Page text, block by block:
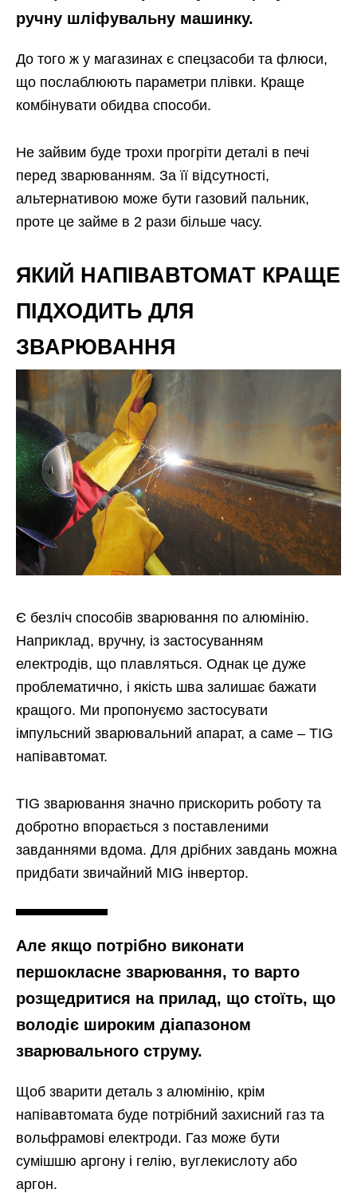
ручну шліфувальну машинку.
До того ж у магазинах є спецзасоби та флюси,
що послаблюють параметри плівки. Краще
комбінувати обидва способи.
Не зайвим буде трохи прогріти деталі в печі
перед зварюванням. За її відсутності,
альтернативою може бути газовий пальник,
проте це займе в 2 рази більше часу.
ЯКИЙ НАПІВАВТОМАТ КРАЩЕ
ПІДХОДИТЬ ДЛЯ
ЗВАРЮВАННЯ
Є безліч способів зварювання по алюмінію.
Наприклад, вручну, із застосуванням
електродів, що плавляться. Однак це дуже
проблематично, і якість шва залишає бажати
кращого. Ми пропонуємо застосувати
імпульсний зварювальний апарат, а саме – TIG
напівавтомат.
TIG зварювання значно прискорить роботу та
добротно впорається з поставленими
завданнями вдома. Для дрібних завдань можна
придбати звичайний MIG інвертор.
Але якщо потрібно виконати
першокласне зварювання, то варто
розщедритися на прилад, що стоїть, що
володіє широким діапазоном
зварювального струму.
Щоб зварити деталь з алюмінію, крім
напівавтомата буде потрібний захисний газ та
вольфрамові електроди. Газ може бути
сумішшю аргону і гелію, вуглекислоту або
аргон.